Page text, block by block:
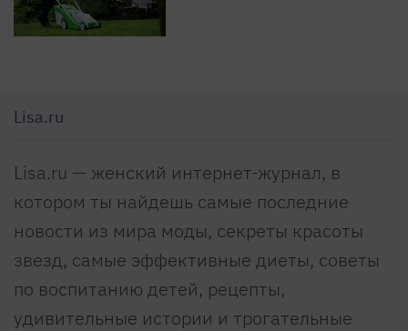
Lisa.ru
Lisa.ru — женский интернет-журнал, в
котором ты найдешь самые последние
новости из мира моды, секреты красоты
звезд, самые эффективные диеты, советы
по воспитанию детей, рецепты,
удивительные истории и трогательные